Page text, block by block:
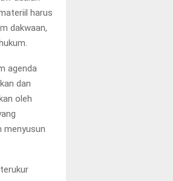
harus
dakwaan,
agenda
dan
oleh
menyusun